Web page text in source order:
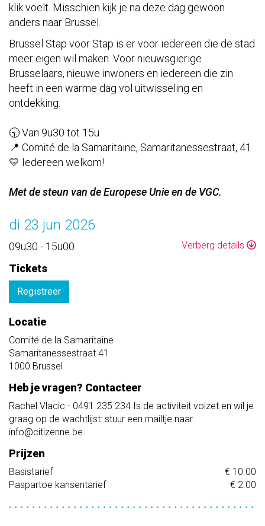
klik voelt. Misschien kijk je na deze dag gewoon
anders naar Brussel.
Brussel Stap voor Stap is er voor iedereen die de stad
meer eigen wil maken. Voor nieuwsgierige
Brusselaars, nieuwe inwoners en iedereen die zin
heeft in een warme dag vol uitwisseling en
ontdekking.
🕤 Van 9u30 tot 15u
📍 Comité de la Samaritaine, Samaritanessestraat, 41
💛 Iedereen welkom!
Met de steun van de Europese Unie en de VGC.
di 23 jun 2026
09u30 - 15u00 Verberg details
Tickets
Registreer
Locatie
Comité de la Samaritaine
Samaritanessestraat 41
1000 Brussel
Heb je vragen? Contacteer
Rachel Vlacic - 0491 235 234 Is de activiteit volzet en wil je
graag op de wachtlijst: stuur een mailtje naar
info@citizenne.be
Prijzen
Basistarief
€ 10.00
Paspartoe kansentarief
€ 2.00